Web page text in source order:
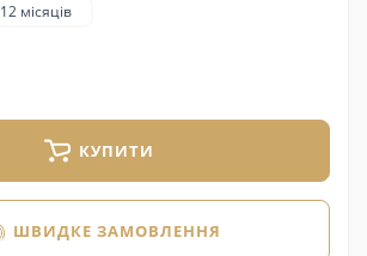
12 місяців
КУПИТИ
ШВИДКЕ ЗАМОВЛЕННЯ